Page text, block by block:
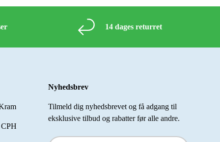
14 dages returret
Nyhedsbrev
Tilmeld dig nyhedsbrevet og få adgang til
eksklusive tilbud og rabatter før alle andre.